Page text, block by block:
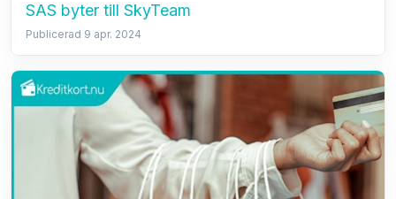
SAS byter till SkyTeam
Publicerad 9 apr. 2024